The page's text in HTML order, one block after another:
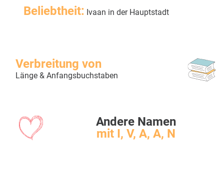
Beliebtheit: Ivaan in der Hauptstadt
Verbreitung von
Länge & Anfangsbuchstaben
Andere Namen
mit I, V, A, A, N